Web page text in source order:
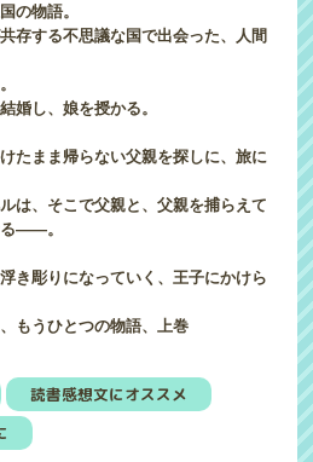
の物語。
存する不思議な国で出会った、人間
婚し、娘を授かる。
たまま帰らない父親を探しに、旅に
は、そこで父親と、父親を捕らえて
る――。
き彫りになっていく、王子にかけら
もうひとつの物語、上巻
読書感想文にオススメ